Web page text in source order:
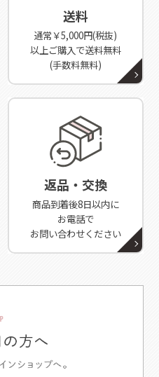
送料
通常￥5,000円(税抜)
以上ご購入で送料無料
(手数料無料)
返品・交換
商品到着後8日以内に
お電話で
お問い合わせください